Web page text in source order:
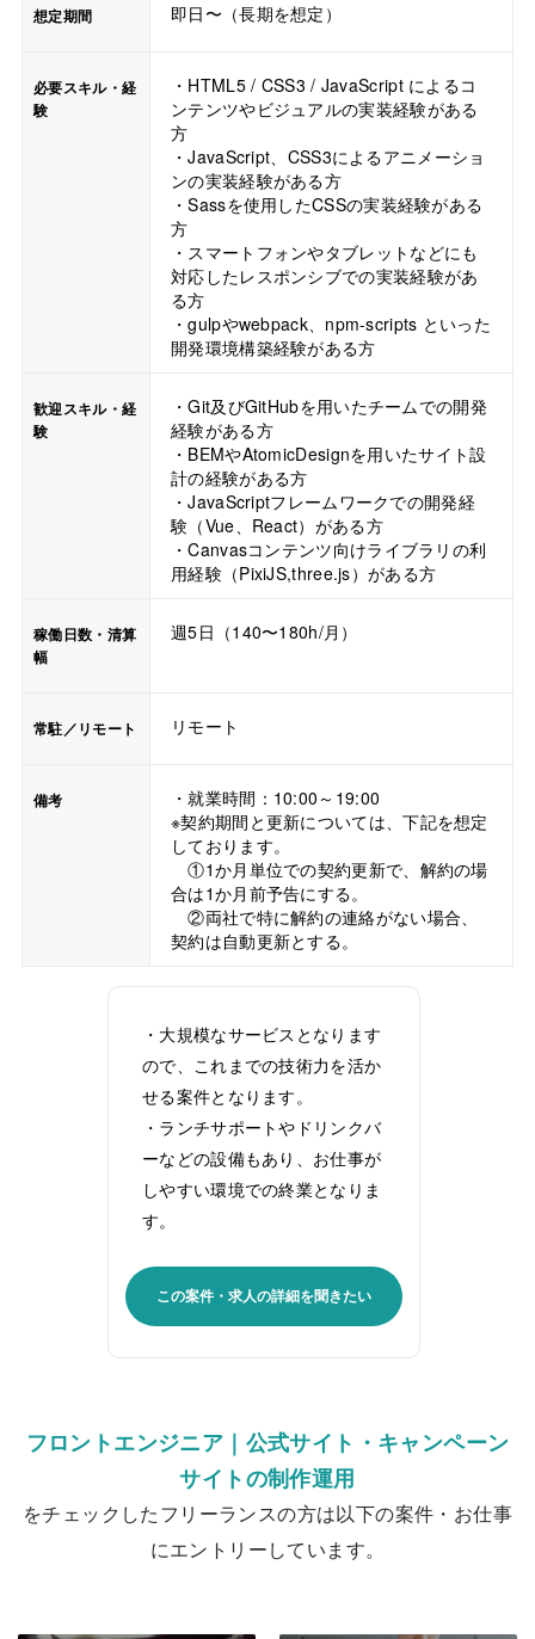
想定期間 即日〜（長期を想定）
必要スキル・経
験
・HTML5 / CSS3 / JavaScript によるコ
ンテンツやビジュアルの実装経験がある
方
・JavaScript、CSS3によるアニメーショ
ンの実装経験がある方
・Sassを使用したCSSの実装経験がある
方
・スマートフォンやタブレットなどにも
対応したレスポンシブでの実装経験があ
る方
・gulpやwebpack、npm-scripts といった
開発環境構築経験がある方
歓迎スキル・経
験
・Git及びGitHubを用いたチームでの開発
経験がある方
・BEMやAtomicDesignを用いたサイト設
計の経験がある方
・JavaScriptフレームワークでの開発経
験（Vue、React）がある方
・Canvasコンテンツ向けライブラリの利
用経験（PixiJS,three.js）がある方
稼働日数・清算
幅
週5日（140〜180h/月）
常駐／リモート リモート
備考
・就業時間：10:00～19:00
※契約期間と更新については、下記を想定
しております。
①1か月単位での契約更新で、解約の場
合は1か月前予告にする。
②両社で特に解約の連絡がない場合、
契約は自動更新とする。
・大規模なサービスとなります
ので、これまでの技術力を活か
せる案件となります。
・ランチサポートやドリンクバ
ーなどの設備もあり、お仕事が
しやすい環境での終業となりま
す。
この案件・求人の詳細を聞きたい
フロントエンジニア｜公式サイト・キャンペーン
サイトの制作運用
をチェックしたフリーランスの方は以下の案件・お仕事
にエントリーしています。